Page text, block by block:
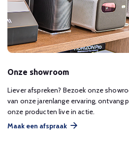
Onze showroom
Liever afspreken? Bezoek onze
van onze jarenlange ervaring, ontvang
onze producten live in actie.
Maak een afspraak